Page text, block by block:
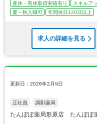
産休・育休取得実績有り
スキルア
夏～秋入職可
年間休日120日以上
求人の詳細を見る
更新日：2026年2月9日
正社員 調剤薬局
たんぽぽ薬局形原店 たんぽぽ